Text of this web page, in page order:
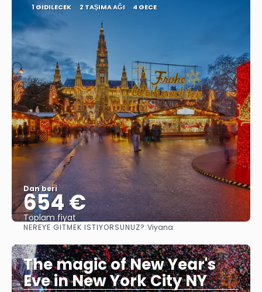
1 GIDILECEK 2 TAŞIMA AĞI 4 GECE
Dan beri
654 €
Toplam fiyat
Görüntüle
NEREYE GITMEK ISTIYORSUNUZ?:Viyana
The magic of New Year's
Eve in New York City NY